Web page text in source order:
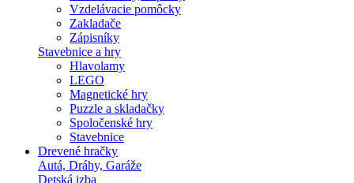
Vzdelávacie pomôcky
Zakladače
Zápisníky
Stavebnice a hry
Hlavolamy
LEGO
Magnetické hry
Puzzle a skladačky
Spoločenské hry
Stavebnice
Drevené hračky
Autá, Dráhy, Garáže
Detská izba